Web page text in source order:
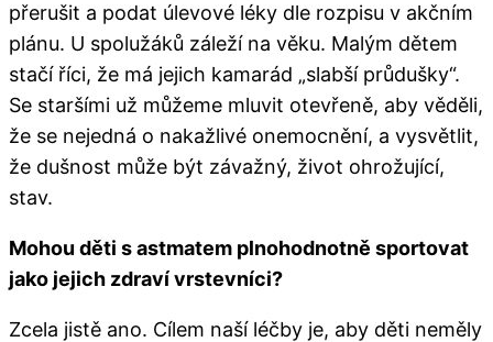
přerušit a podat úlevové léky dle rozpisu v akčním
plánu. U spolužáků záleží na věku. Malým dětem
stačí říci, že má jejich kamarád „slabší průdušky“.
Se staršími už můžeme mluvit otevřeně, aby věděli,
že se nejedná o nakažlivé onemocnění, a vysvětlit,
že dušnost může být závažný, život ohrožující,
stav.
Mohou děti s astmatem plnohodnotně sportovat
jako jejich zdraví vrstevníci?
Zcela jistě ano. Cílem naší léčby je, aby děti neměly